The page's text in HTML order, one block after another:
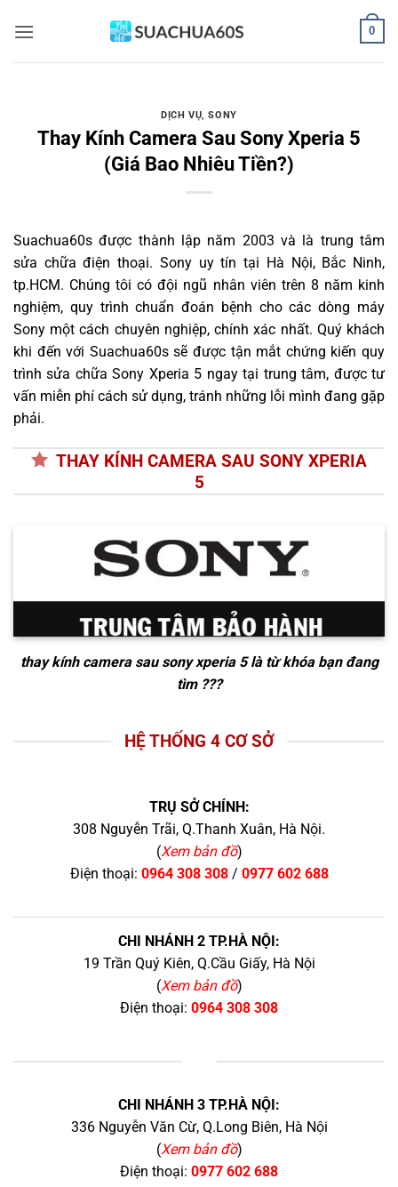
qua
0
DỊCH VỤ,SONY
Thay Kính Camera Sau Sony Xperia 5
(Giá Bao Nhiêu Tiền?)
Suachua60s được thành lập năm 2003 và là trung tâm
sửa chữa điện thoại. Sony uy tín tại Hà Nội, Bắc Ninh,
tp.HCM. Chúng tôi có đội ngũ nhân viên trên 8 năm kinh
nghiệm, quy trình chuẩn đoán bệnh cho các dòng máy
Sony một cách chuyên nghiệp, chính xác nhất. Quý khách
khi đến với Suachua60s sẽ được tận mắt chứng kiến quy
trình sửa chữa Sony Xperia 5 ngay tại trung tâm, được tư
vấn miễn phí cách sử dụng, tránh những lỗi mình đang gặp
phải.
THAY KÍNH CAMERA SAU SONY XPERIA
5
thay kính camera sau sony xperia 5là từ khóa bạn đang
tìm ???
HỆ THỐNG 4 CƠ SỞ
TRỤ SỞ CHÍNH:
308 Nguyễn Trãi, Q.Thanh Xuân, Hà Nội.
(Xem bản đồ)
Điện thoại: 0964 308 308/ 0977 602 688
CHI NHÁNH 2 TP.HÀ NỘI:
19 Trần Quý Kiên, Q.Cầu Giấy, Hà Nội
(Xem bản đồ)
Điện thoại: 0964 308 308
CHI NHÁNH 3 TP.HÀ NỘI:
336 Nguyễn Văn Cừ, Q.Long Biên, Hà Nội
(Xem bản đồ)
Điện thoại: 0977 602 688